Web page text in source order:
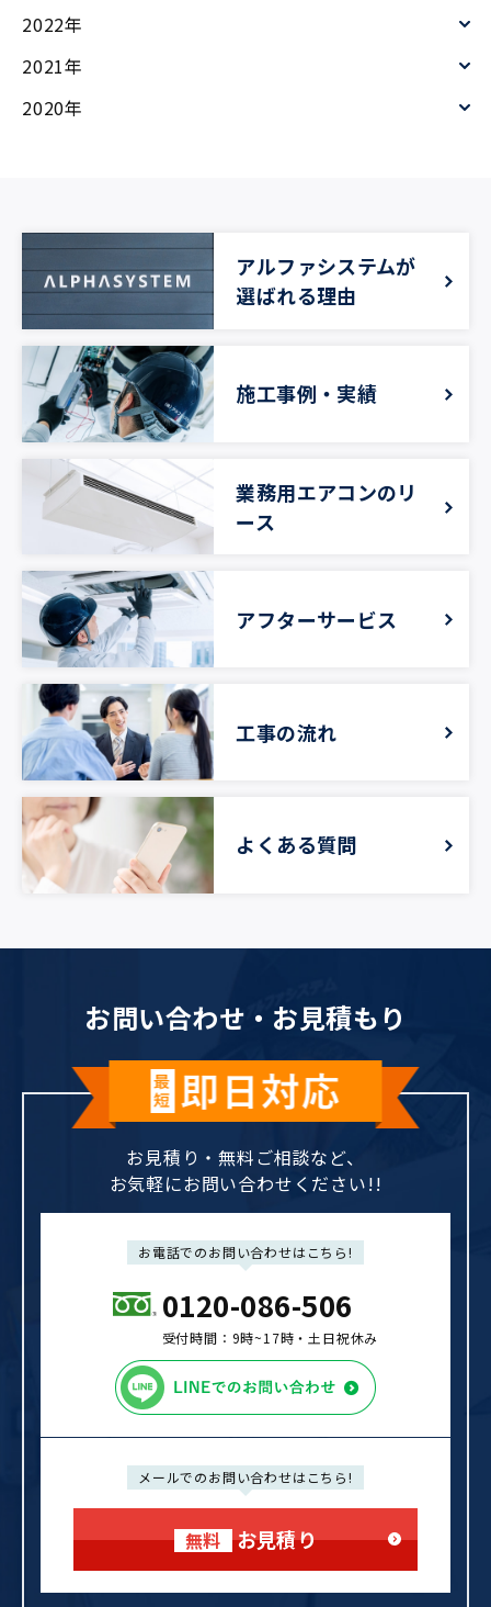
2022年
2021年
2020年
アルファシステムが
選ばれる理由
施工事例・実績
業務用エアコンのリ
ース
アフターサービス
工事の流れ
よくある質問
お問い合わせ‧お⾒積もり
お見積り・無料ご相談など、
お気軽にお問い合わせください!!
お電話でのお問い合わせはこちら!
0120-086-506
受付時間：9時~17時‧⼟⽇祝休み
メールでのお問い合わせはこちら!
無料 お見積り